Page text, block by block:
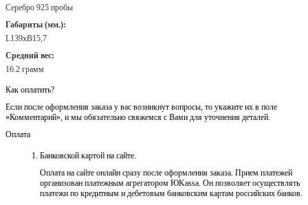
Серебро 925 пробы
Габариты (мм.):
L139хB15,7
Средний вес:
16.2 грамм
Как оплатить?
Если после оформления заказа у вас возникнут вопросы, то укажите их в поле
«Комментарий», и мы обязательно свяжемся с Вами для уточнения деталей.
Оплата
Банковской картой на сайте.
Оплата на сайте онлайн сразу после оформления заказа. Прием платежей
организован платежным агрегатором ЮKassa. Он позволяет осуществлять
платежи по кредитным и дебетовым банковским картам российских банков.